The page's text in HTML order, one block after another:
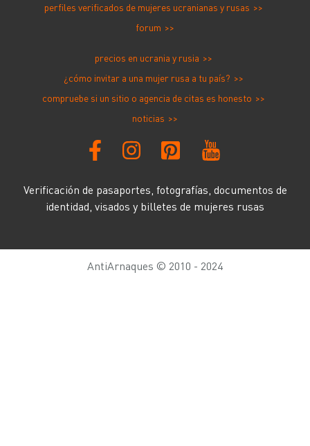
perfiles verificados de mujeres ucranianas y rusas
forum
precios en ucrania y rusia
¿cómo invitar a una mujer rusa a tu país?
compruebe si un sitio o agencia de citas es honesto
noticias
Verificación de pasaportes, fotografías, documentos de
identidad, visados ​​y billetes de mujeres rusas
AntiArnaques © 2010 - 2024